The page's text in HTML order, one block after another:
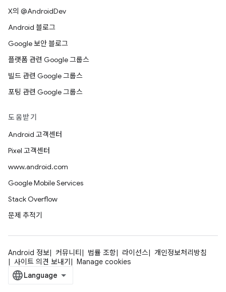
X의 @AndroidDev
Android 블로그
Google 보안 블로그
플랫폼 관련 Google 그룹스
빌드 관련 Google 그룹스
포팅 관련 Google 그룹스
도움받기
Android 고객센터
Pixel 고객센터
www.android.com
Google Mobile Services
Stack Overflow
문제 추적기
Android 정보 커뮤니티 법률 조항 라이선스
개인정보처리방침
사이트 의견 보내기
Manage cookies